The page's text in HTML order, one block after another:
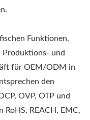
Funktionen,
Produktions- und
für OEM/ODM in
den
OVP, OTP und
REACH, EMC,